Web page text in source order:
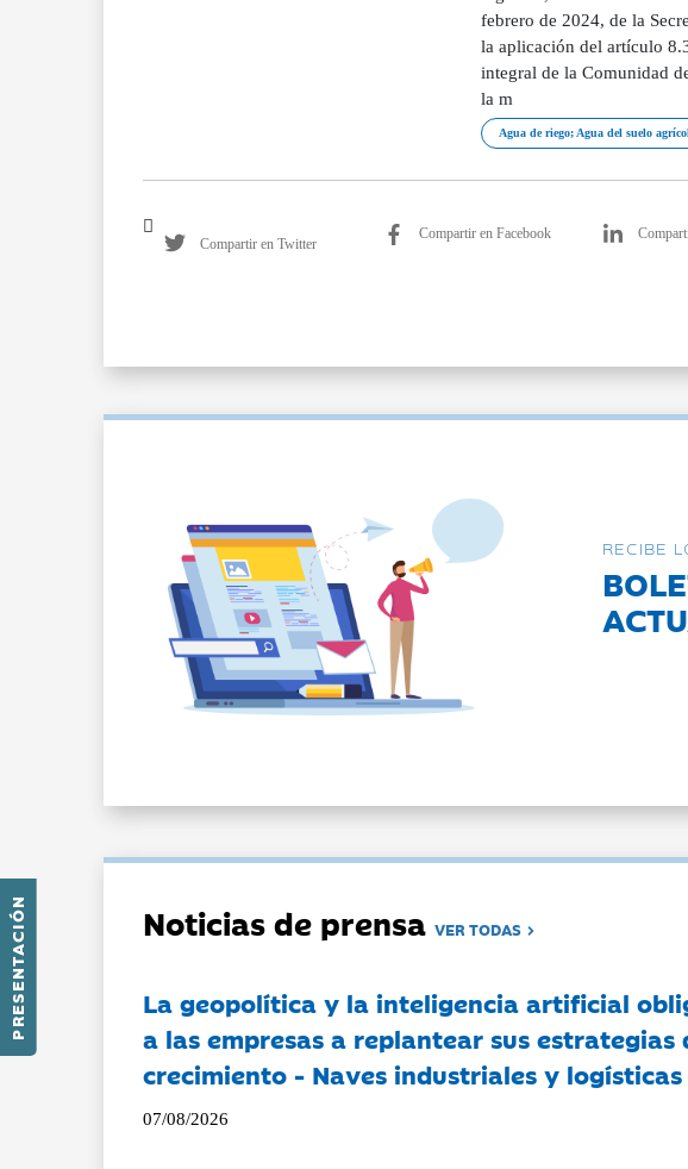
PRESENTACIÓN
febrero de 2024, de la
la aplicación del artículo
integral de la Comunidad
la m
Agua de riego; Agua del suelo
Compartir en Twitter
Compartir en Facebook
RECIBE
Noticias de prensaVER TODAS
La geopolítica y la inteligencia artificial
a las empresas a replantear sus estrategias
crecimiento - Naves industriales y logísticas
07/08/2026